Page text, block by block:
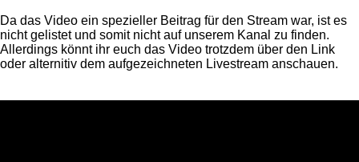
Da das Video ein spezieller Beitrag für den Stream war, ist es
nicht gelistet und somit nicht auf unserem Kanal zu finden.
Allerdings könnt ihr euch das Video trotzdem über den Link
oder alternitiv dem aufgezeichneten Livestream anschauen.